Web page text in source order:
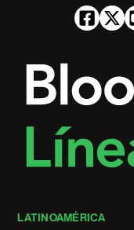
LATINOAMÉRICA